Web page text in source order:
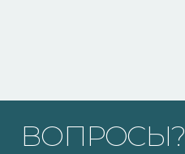
ВОПРОСЫ?